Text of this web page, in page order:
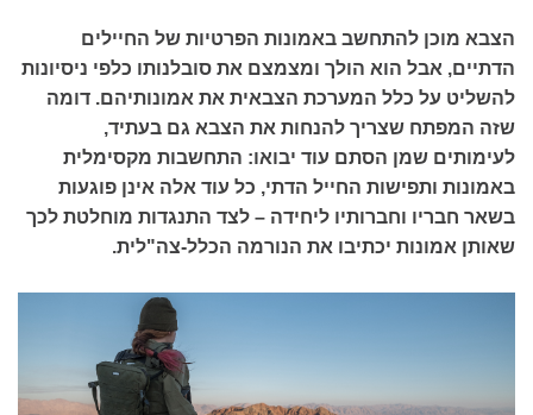
הצבא מוכן להתחשב באמונות הפרטיות של החיילים
הדתיים, אבל הוא הולך ומצמצם את סובלנותו כלפי ניסיונות
להשליט על כלל המערכת הצבאית את אמונותיהם. דומה
שזה המפתח שצריך להנחות את הצבא גם בעתיד,
לעימותים שמן הסתם עוד יבואו: התחשבות מקסימלית
באמונות ותפישות החייל הדתי, כל עוד אלה אינן פוגעות
בשאר חבריו וחברותיו ליחידה – לצד התנגדות מוחלטת לכך
שאותן אמונות יכתיבו את הנורמה הכלל-צה"לית.